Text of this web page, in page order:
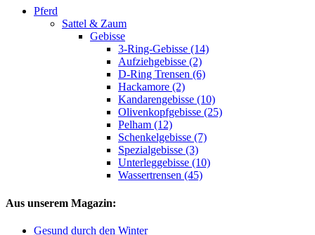
Pferd
Sattel & Zaum
Gebisse
3-Ring-Gebisse (14)
Aufziehgebisse (2)
D-Ring Trensen (6)
Hackamore (2)
Kandarengebisse (10)
Olivenkopfgebisse (25)
Pelham (12)
Schenkelgebisse (7)
Spezialgebisse (3)
Unterleggebisse (10)
Wassertrensen (45)
Aus unserem Magazin:
Gesund durch den Winter